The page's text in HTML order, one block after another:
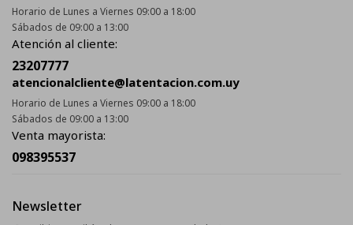
Horario de Lunes a Viernes 09:00 a 18:00
Sábados de 09:00 a 13:00
Atención al cliente:
23207777
atencionalcliente@latentacion.com.uy
Horario de Lunes a Viernes 09:00 a 18:00
Sábados de 09:00 a 13:00
Venta mayorista:
098395537
Newsletter